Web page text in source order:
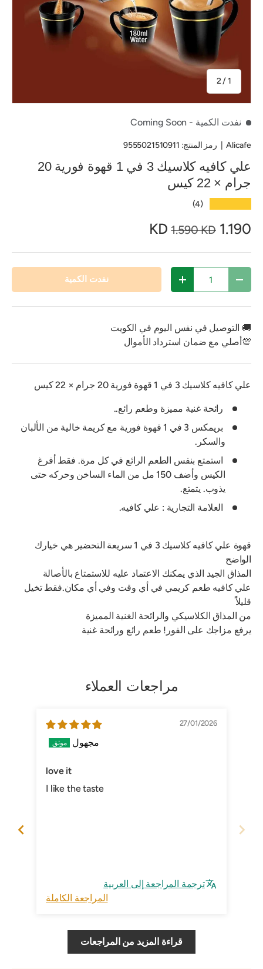
1
/من
2
نفدت الكمية - Coming Soon
Alicafe
| رمز المنتج: 9555021510911
علي كافيه كلاسيك 3 في 1 قهوة فورية 20
جرام × 22 كيس
(4)
1.190 KD
1.590 KD
تقليل الكمية زيادة الكمية نفدت الكمية
🚚 التوصيل في نفس اليوم في الكويت
💯أصلي مع ضمان استرداد الأموال
علي كافيه كلاسيك 3 في 1 قهوة فورية 20 جرام × 22 كيس
رائحة غنية مميزة وطعم رائع..
بريمكس 3 في 1 قهوة فورية مع كريمة خالية من الألبان
والسكر.
استمتع بنفس الطعم الرائع في كل مرة. فقط أفرغ
الكيس وأضف 150 مل من الماء الساخن وحركه حتى
يذوب. يتمتع.
العلامة التجارية : علي كافيه.
قهوة علي كافيه كلاسيك 3 في 1 سريعة التحضير هي خيارك
الواضح
المذاق الجيد الذي يمكنك الاعتماد عليه للاستمتاع بالأصالة
علي كافيه طعم كريمي في أي وقت وفي أي مكان.فقط تخيل
قليلاً
من المذاق الكلاسيكي والرائحة الغنية المميزة
يرفع مزاجك على الفور! طعم رائع ورائحة غنية
مراجعات العملاء
27/01/2026
مجهول
love it
I like the taste
ترجمة المراجعة إلى العربية
المراجعة الكاملة
قراءة المزيد من المراجعات